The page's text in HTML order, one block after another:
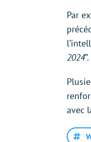
Par
2024”.
avec